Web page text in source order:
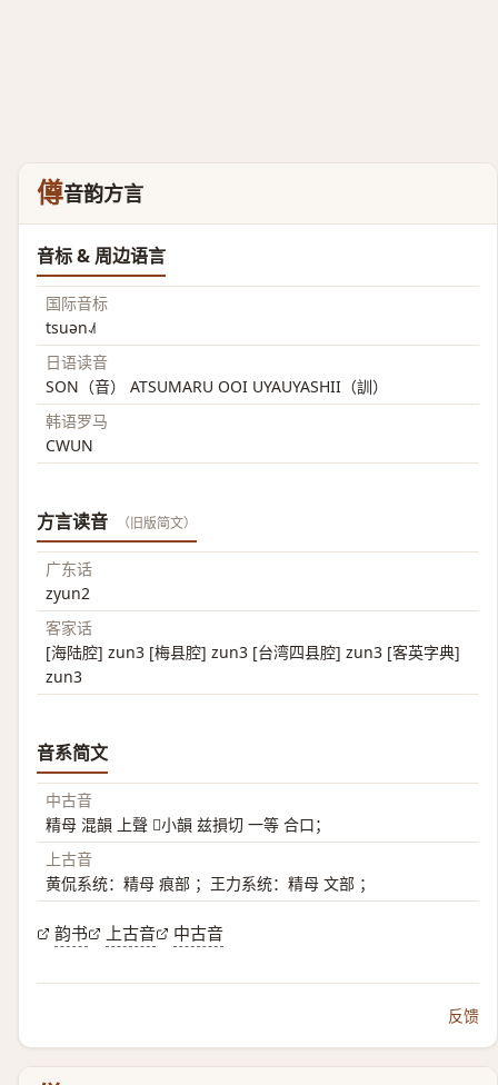
僔音韵方言
音标 & 周边语言
国际音标
tsuən˨˩˦
日语读音
SON（音） ATSUMARU OOI UYAUYASHII（訓）
韩语罗马
CWUN
方言读音 （旧版简文）
广东话
zyun2
客家话
[海陆腔] zun3 [梅县腔] zun3 [台湾四县腔] zun3 [客英字典]
zun3
音系简文
中古音
精母 混韻 上聲 𠟃小韻 兹損切 一等 合口；
上古音
黄侃系统：精母 痕部 ；王力系统：精母 文部 ；
韵书 上古音 中古音
反馈